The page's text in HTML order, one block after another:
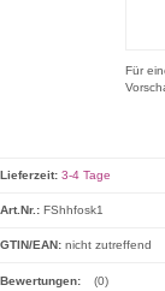
Für
Lieferzeit: 3-4 Tage
Art.Nr.: FShhfosk1
GTIN/EAN: nicht zutreffend
Bewertungen: (0)